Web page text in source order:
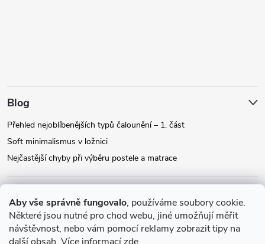
Aby vše správně fungovalo, používáme soubory cookie.
Některé jsou nutné pro chod webu, jiné umožňují měřit
návštěvnost, nebo vám pomocí reklamy zobrazit tipy na
Blog
Přehled nejoblíbenějších typů čalounění – 1. část
Soft minimalismus v ložnici
Nejčastější chyby při výběru postele a matrace
Instagram